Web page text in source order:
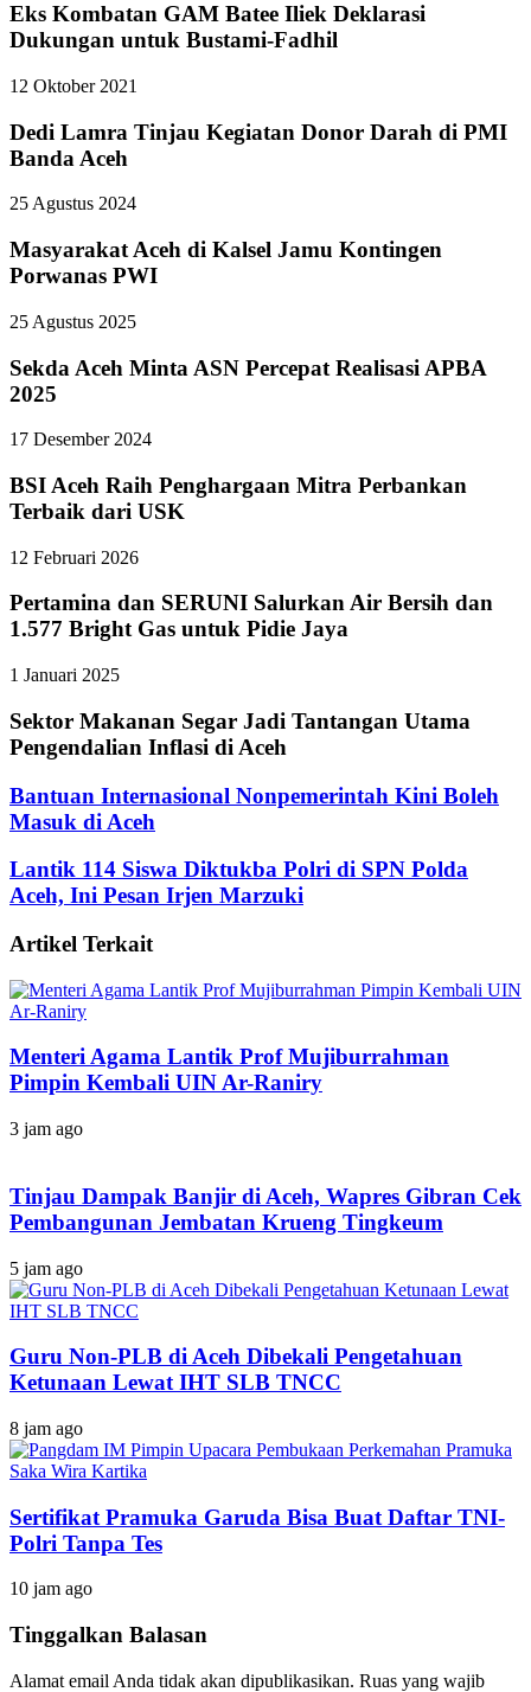
Eks Kombatan GAM Batee Iliek Deklarasi
Dukungan untuk Bustami-Fadhil
12 Oktober 2021
Dedi Lamra Tinjau Kegiatan Donor Darah di PMI
Banda Aceh
25 Agustus 2024
Masyarakat Aceh di Kalsel Jamu Kontingen
Porwanas PWI
25 Agustus 2025
Sekda Aceh Minta ASN Percepat Realisasi APBA
2025
17 Desember 2024
BSI Aceh Raih Penghargaan Mitra Perbankan
Terbaik dari USK
12 Februari 2026
Pertamina dan SERUNI Salurkan Air Bersih dan
1.577 Bright Gas untuk Pidie Jaya
1 Januari 2025
Sektor Makanan Segar Jadi Tantangan Utama
Pengendalian Inflasi di Aceh
Bantuan Internasional Nonpemerintah Kini Boleh
Masuk di Aceh
Lantik 114 Siswa Diktukba Polri di SPN Polda
Aceh, Ini Pesan Irjen Marzuki
Artikel Terkait
Menteri Agama Lantik Prof Mujiburrahman
Pimpin Kembali UIN Ar-Raniry
3 jam ago
Tinjau Dampak Banjir di Aceh, Wapres Gibran Cek
Pembangunan Jembatan Krueng Tingkeum
5 jam ago
Guru Non-PLB di Aceh Dibekali Pengetahuan
Ketunaan Lewat IHT SLB TNCC
8 jam ago
Sertifikat Pramuka Garuda Bisa Buat Daftar TNI-
Polri Tanpa Tes
10 jam ago
Tinggalkan Balasan
Alamat email Anda tidak akan dipublikasikan. Ruas yang wajib